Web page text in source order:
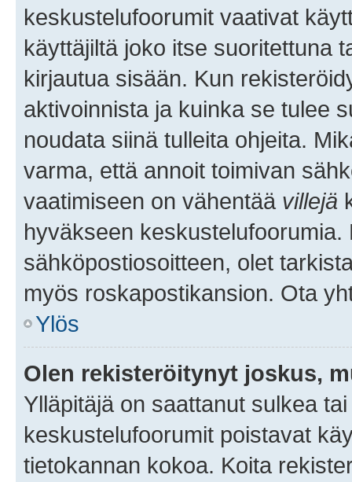
keskustelufoorumit vaativat
käyttäjiltä joko itse suoritettuna
kirjautua sisään. Kun
aktivoinnista ja kuinka se tulee
noudata siinä tulleita ohjeita.
varma, että annoit toimivan
vaatimiseen on vähentää villejä
hyväkseen
sähköpostiosoitteen, olet
myös roskapostikansion. Ota
Ylös
Olen rekisteröitynyt joskus,
Ylläpitäjä on saattanut sulkea
keskustelufoorumit poistavat
tietokannan kokoa. Koita